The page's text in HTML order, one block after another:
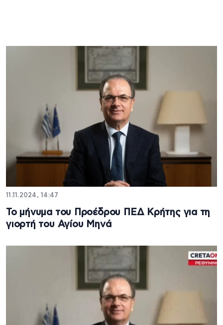
11.11.2024, 14:47
Το μήνυμα του Προέδρου ΠΕΔ Κρήτης για τη
γιορτή του Αγίου Μηνά